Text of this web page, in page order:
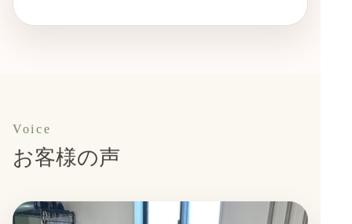
Voice
お客様の声